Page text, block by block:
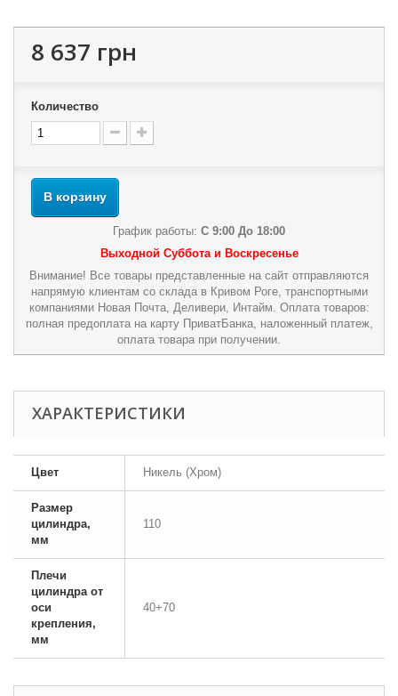
8 637 грн
Количество
В корзину
График работы: С 9:00 До 18:00
Выходной Суббота и Воскресенье
Внимание! Все товары представленные на сайт отправляются
напрямую клиентам со склада в Кривом Роге, транспортными
компаниями Новая Почта, Деливери, Интайм. Оплата товаров:
полная предоплата на карту ПриватБанка, наложенный платеж,
оплата товара при получении.
ХАРАКТЕРИСТИКИ
Цвет Никель (Хром)
Размер
цилиндра,
мм
110
Плечи
цилиндра от
оси
крепления,
мм
40+70